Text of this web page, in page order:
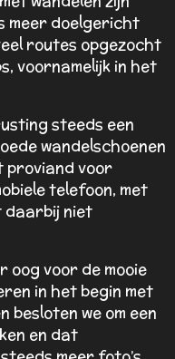
meer doelgericht
routes opgezocht
voornamelijk in het
steeds een
wandelschoenen
proviand voor
telefoon, met
daarbij niet
oog voor de mooie
in het begin met
besloten we om een
en dat